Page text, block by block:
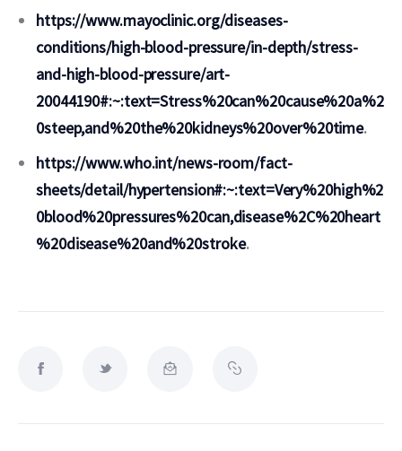
https://www.mayoclinic.org/diseases-
conditions/high-blood-pressure/in-depth/stress-
and-high-blood-pressure/art-
20044190#:~:text=Stress%20can%20cause%20a%2
0steep,and%20the%20kidneys%20over%20time.
https://www.who.int/news-room/fact-
sheets/detail/hypertension#:~:text=Very%20high%2
0blood%20pressures%20can,disease%2C%20heart
%20disease%20and%20stroke.